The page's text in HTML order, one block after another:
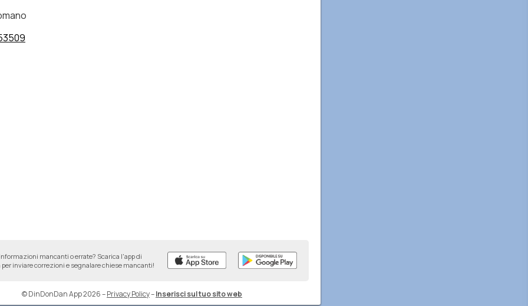
mancanti o errate? Scarica l'app di
per inviare correzioni e segnalare chiese mancanti!
© DinDonDan App 2026–Privacy Policy–Inserisci sul tuo sito web